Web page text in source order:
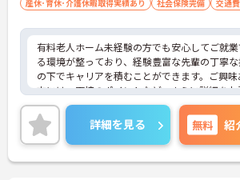
産休･育休･介護休暇取得実績あり
社会保険完備 交通
有料老人ホーム未経験の方でも安心してご就業
る環境が整っており、経験豊富な先輩の丁寧
の下でキャリアを積むことができます。ご興味
方には、面接のポイントなど、さらに詳細を
しますのでお気軽にご相談ください。
詳細を見る 無料 紹